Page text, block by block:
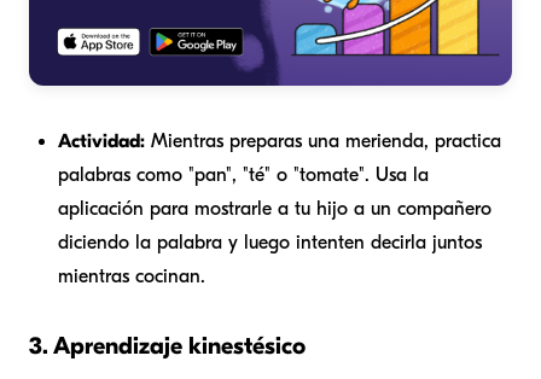
Actividad: Mientras preparas una merienda, practica
palabras como "pan", "té" o "tomate". Usa la
aplicación para mostrarle a tu hijo a un compañero
diciendo la palabra y luego intenten decirla juntos
mientras cocinan.
3. Aprendizaje kinestésico